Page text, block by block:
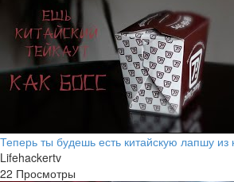
Теперь ты будешь есть китайскую лапшу
Lifehackertv
22 Просмотры